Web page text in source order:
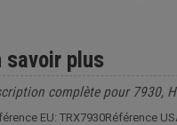
savoir plus
complète pour 7930,
EU: TRX7930Référence